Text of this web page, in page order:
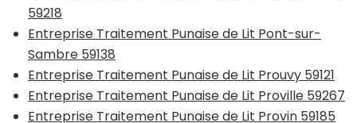
59218
Entreprise Traitement Punaise de Lit Pont-sur-
Sambre 59138
Entreprise Traitement Punaise de Lit Prouvy 59121
Entreprise Traitement Punaise de Lit Proville 59267
Entreprise Traitement Punaise de Lit Provin 59185